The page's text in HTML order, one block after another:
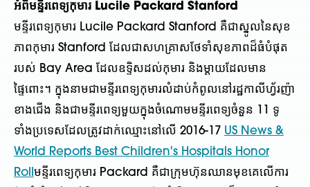
អំពីមន្ទីរពេទ្យកុមារ Lucile Packard Stanford
មន្ទីរពេទ្យកុមារ Lucile Packard Stanford គឺជាស្នូលនៃសុខ
ភាពកុមារ Stanford ដែលជាសហគ្រាសថែទាំសុខភាពដ៏ធំបំផុត
របស់ Bay Area ដែលឧទ្ទិសដល់កុមារ និងម្តាយដែលមាន
ផ្ទៃពោះ។ ក្នុងនាមជាមន្ទីរពេទ្យកុមារលំដាប់កំពូលនៅរដ្ឋកាលីហ្វ័រញ៉ា
ខាងជើង និងជាមន្ទីរពេទ្យមួយក្នុងចំណោមមន្ទីរពេទ្យចំនួន 11 ទូ
ទាំងប្រទេសដែលត្រូវដាក់ឈ្មោះនៅលើ 2016-17 US News &
World Reports Best Children's Hospitals Honor
Roll មន្ទីរពេទ្យកុមារ Packard គឺជាក្រុមហ៊ុនឈានមុខគេលើការ